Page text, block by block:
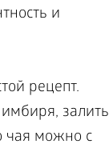
и
рецепт.
залить
чая можно с